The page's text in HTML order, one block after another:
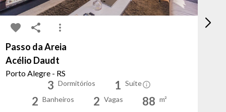
Passo da Areia
Acélio Daudt
Porto Alegre - RS
3 Dormitórios 1 Suíte
2 Banheiros 2 Vagas 88 m²